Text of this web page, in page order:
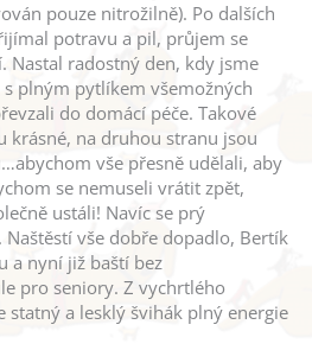
pouze nitrožilně). Po dalších
potravu a pil, průjem se
Nastal radostný den, kdy jsme
plným pytlíkem všemožných
do domácí péče. Takové
krásné, na druhou stranu jsou
vše přesně udělali, aby
se nemuseli vrátit zpět,
ustáli! Navíc se prý
vše dobře dopadlo, Bertík
a nyní již baští bez
pro seniory. Z vychrtlého
statný a lesklý švihák plný energie